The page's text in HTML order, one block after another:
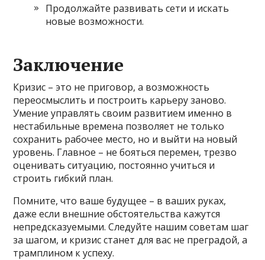
Продолжайте развивать сети и искать
новые возможности.
Заключение
Кризис – это не приговор, а возможность
переосмыслить и построить карьеру заново.
Умение управлять своим развитием именно в
нестабильные времена позволяет не только
сохранить рабочее место, но и выйти на новый
уровень. Главное – не бояться перемен, трезво
оценивать ситуацию, постоянно учиться и
строить гибкий план.
Помните, что ваше будущее – в ваших руках,
даже если внешние обстоятельства кажутся
непредсказуемыми. Следуйте нашим советам шаг
за шагом, и кризис станет для вас не преградой, а
трамплином к успеху.